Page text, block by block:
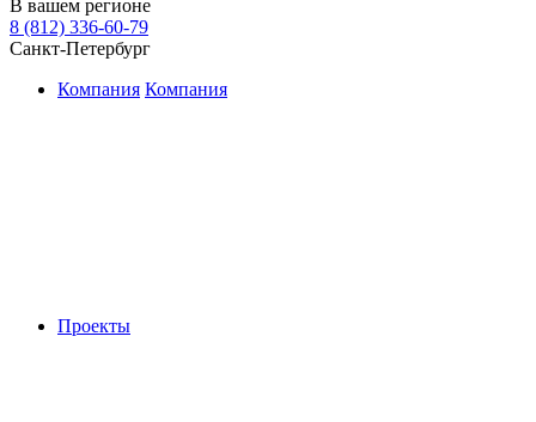
В вашем регионе
8 (812) 336-60-79
Санкт-Петербург
Компания Компания
Проекты